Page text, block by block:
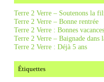
Terre 2 Verre – Soutenons la
Terre 2 Verre – Bonne rentrée
Terre 2 Verre : Bonnes vacances
Terre 2 Verre – Baignade dans
Terre 2 Verre : Déjà 5 ans
Étiquettes